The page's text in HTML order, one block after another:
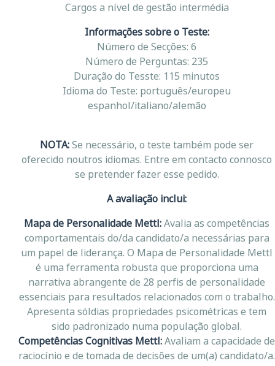
Cargos a nível de gestão intermédia
Informações sobre o Teste:
Número de Secções: 6
Número de Perguntas: 235
Duração do Tesste: 115 minutos
Idioma do Teste: português/europeu
espanhol/italiano/alemão
NOTA:Se necessário, o teste também pode ser
oferecido noutros idiomas. Entre em contacto connosco
se pretender fazer esse pedido.
A avaliação inclui:
Mapa de Personalidade Mettl:Avalia as competências
comportamentais do/da candidato/a necessárias para
um papel de liderança. O Mapa de Personalidade Mettl
é uma ferramenta robusta que proporciona uma
narrativa abrangente de 28 perfis de personalidade
essenciais para resultados relacionados com o trabalho.
Apresenta sóldias propriedades psicométricas e tem
sido padronizado numa população global.
Competências Cognitivas Mettl:Avaliam a capacidade de
raciocínio e de tomada de decisões de um(a) candidato/a.